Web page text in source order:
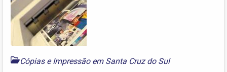
Cópias e Impressão em Santa Cruz do Sul